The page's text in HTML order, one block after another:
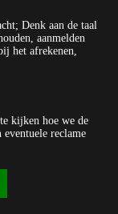
Denk aan de taal
aanmelden
het afrekenen,
kijken hoe we de
eventuele reclame